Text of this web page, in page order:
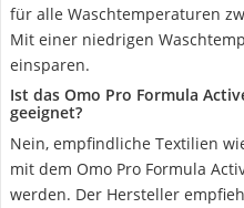
für alle Waschtemperaturen
Mit einer niedrigen
einsparen.
Ist das Omo Pro Formula
geeignet?
Nein, empfindliche Textilien
mit dem Omo Pro Formula
werden. Der Hersteller